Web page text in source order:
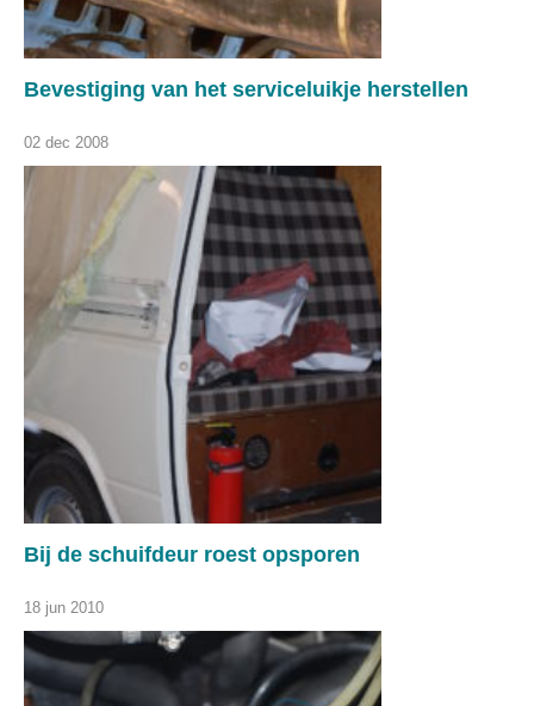
Bevestiging van het serviceluikje herstellen
02 dec 2008
Bij de schuifdeur roest opsporen
18 jun 2010